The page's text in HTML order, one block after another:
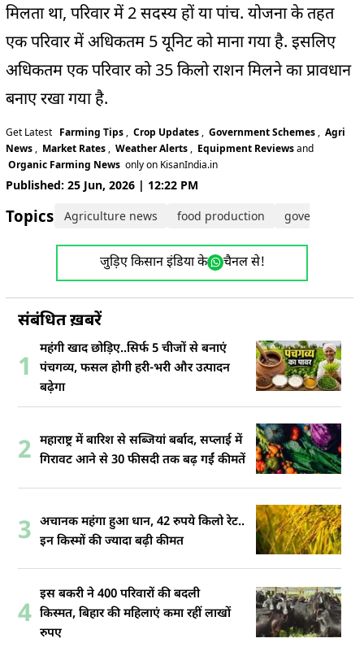
मिलता था, परिवार में 2 सदस्य हों या पांच. योजना के तहत
एक परिवार में अधिकतम 5 यूनिट को माना गया है. इसलिए
अधिकतम एक परिवार को 35 किलो राशन मिलने का प्रावधान
बनाए रखा गया है.
Get Latest Farming Tips , Crop Updates , Government Schemes , Agri
News , Market Rates , Weather Alerts , Equipment Reviewsand
Organic Farming News only on KisanIndia.in
Published: 25 Jun, 2026 | 12:22 PM
Topics: Agriculture news food production government
जुड़िए किसान इंडिया के चैनल से!
संबंधित ख़बरें
1
महंगी खाद छोड़िए..सिर्फ 5 चीजों से बनाएं
पंचगव्य, फसल होगी हरी-भरी और उत्पादन
बढ़ेगा
2 महाराष्ट्र में बारिश से सब्जियां बर्बाद, सप्लाई में
गिरावट आने से 30 फीसदी तक बढ़ गईं कीमतें
3 अचानक महंगा हुआ धान, 42 रुपये किलो रेट..
इन किस्मों की ज्यादा बढ़ी कीमत
4
इस बकरी ने 400 परिवारों की बदली
किस्मत, बिहार की महिलाएं कमा रहीं लाखों
रुपए